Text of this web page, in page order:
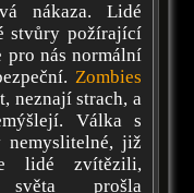
nákaza. Lidé
stvůry požírající
nás normální
Zombies
neznají strach, a
Válka s
již
lidé zvítězili,
světa prošla